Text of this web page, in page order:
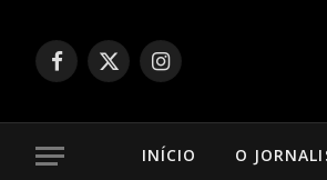
Facebook
X
Instagram
INÍCIO O